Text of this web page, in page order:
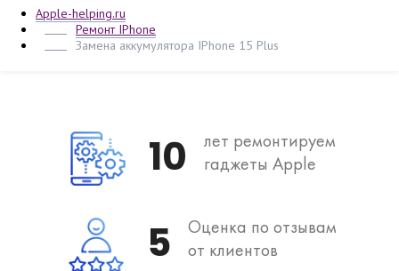
Apple-helping.ru
Ремонт IPhone
Замена аккумулятора IPhone 15 Plus
10
лет ремонтируем
гаджеты Apple
5
Оценка по отзывам
от клиентов